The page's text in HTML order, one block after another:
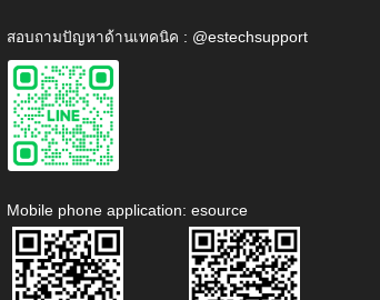
สอบถามปัญหาด้านเทคนิค : @estechsupport
Mobile phone application: esource